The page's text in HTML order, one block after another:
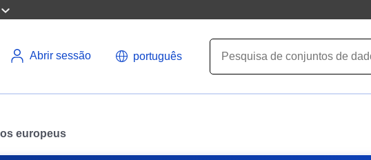
Abrir sessão português
europeus